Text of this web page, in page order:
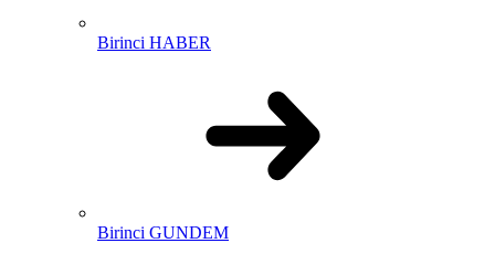
Birinci HABER
Birinci GUNDEM